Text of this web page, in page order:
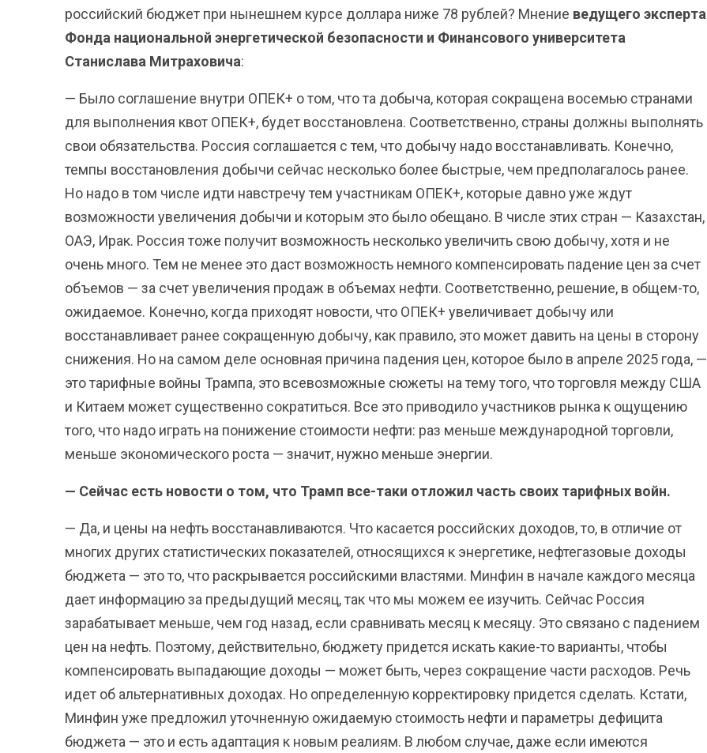
российский бюджет при нынешнем курсе доллара ниже 78 рублей? Мнение ведущего эксперта
Фонда национальной энергетической безопасности и Финансового университета
Станислава Митраховича:
— Было соглашение внутри ОПЕК+ о том, что та добыча, которая сокращена восемью странами
для выполнения квот ОПЕК+, будет восстановлена. Соответственно, страны должны выполнять
свои обязательства. Россия соглашается с тем, что добычу надо восстанавливать. Конечно,
темпы восстановления добычи сейчас несколько более быстрые, чем предполагалось ранее.
Но надо в том числе идти навстречу тем участникам ОПЕК+, которые давно уже ждут
возможности увеличения добычи и которым это было обещано. В числе этих стран — Казахстан,
ОАЭ, Ирак. Россия тоже получит возможность несколько увеличить свою добычу, хотя и не
очень много. Тем не менее это даст возможность немного компенсировать падение цен за счет
объемов — за счет увеличения продаж в объемах нефти. Соответственно, решение, в общем-то,
ожидаемое. Конечно, когда приходят новости, что ОПЕК+ увеличивает добычу или
восстанавливает ранее сокращенную добычу, как правило, это может давить на цены в сторону
снижения. Но на самом деле основная причина падения цен, которое было в апреле 2025 года, —
это тарифные войны Трампа, это всевозможные сюжеты на тему того, что торговля между США
и Китаем может существенно сократиться. Все это приводило участников рынка к ощущению
того, что надо играть на понижение стоимости нефти: раз меньше международной торговли,
меньше экономического роста — значит, нужно меньше энергии.
— Сейчас есть новости о том, что Трамп все-таки отложил часть своих тарифных войн.
— Да, и цены на нефть восстанавливаются. Что касается российских доходов, то, в отличие от
многих других статистических показателей, относящихся к энергетике, нефтегазовые доходы
бюджета — это то, что раскрывается российскими властями. Минфин в начале каждого месяца
дает информацию за предыдущий месяц, так что мы можем ее изучить. Сейчас Россия
зарабатывает меньше, чем год назад, если сравнивать месяц к месяцу. Это связано с падением
цен на нефть. Поэтому, действительно, бюджету придется искать какие-то варианты, чтобы
компенсировать выпадающие доходы — может быть, через сокращение части расходов. Речь
идет об альтернативных доходах. Но определенную корректировку придется сделать. Кстати,
Минфин уже предложил уточненную ожидаемую стоимость нефти и параметры дефицита
бюджета — это и есть адаптация к новым реалиям. В любом случае, даже если имеются